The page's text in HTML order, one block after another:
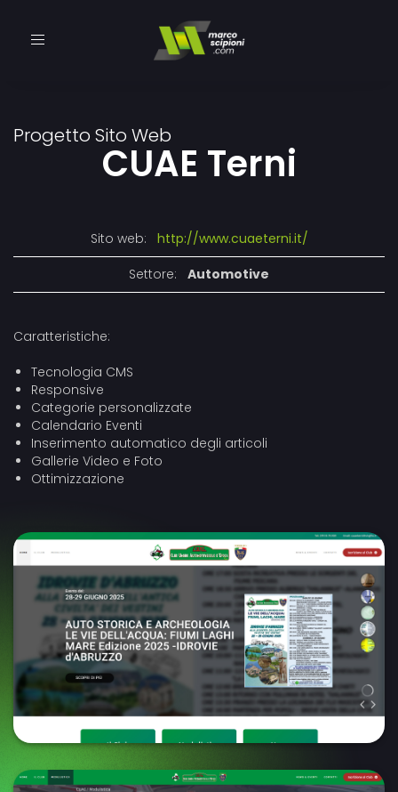
Toggle
Progetto Sito Web
CUAE Terni
Sito web: http://www.cuaeterni.it/
Settore: Automotive
Caratteristiche:
Tecnologia CMS
Responsive
Categorie personalizzate
Calendario Eventi
Inserimento automatico degli articoli
Gallerie Video e Foto
Ottimizzazione